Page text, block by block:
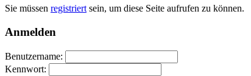
Sie müssen registriert sein, um diese Seite aufrufen zu können.
Anmelden
Benutzername:
Kennwort: